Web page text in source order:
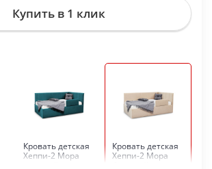
Купить в 1 клик
Кровать детская
Хеппи-2 Мора
Кровать детская
Хеппи-2 Мора